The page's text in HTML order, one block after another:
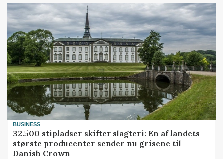
BUSINESS
32.500 stipladser skifter slagteri: En af landets
største producenter sender nu grisene til
Danish Crown